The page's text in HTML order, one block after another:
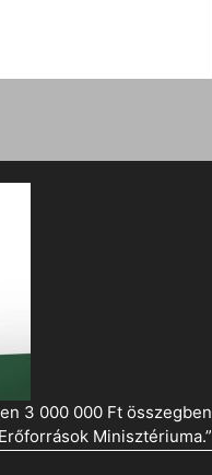
3 000 000 Ft összegben
Minisztériuma.”